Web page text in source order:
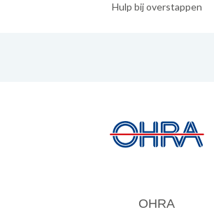
Hulp bij overstappen
OHRA